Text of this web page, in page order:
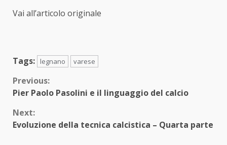
Vai all’articolo originale
Tags: legnano varese
Continue
Previous:
Pier Paolo Pasolini e il linguaggio del calcio
Next:
Evoluzione della tecnica calcistica – Quarta parte